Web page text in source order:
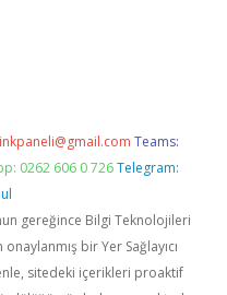
Teams:
0262 606 0 726 Telegram:
gereğince Bilgi Teknolojileri
bir Yer Sağlayıcı
sitedeki içerikleri proaktif